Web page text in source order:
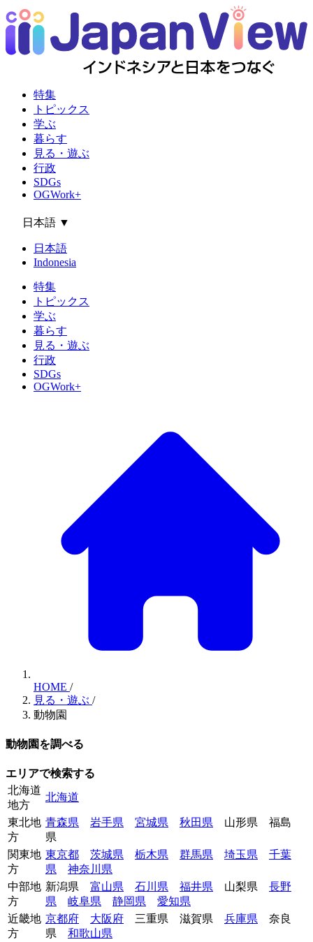
特集
トピックス
学ぶ
暮らす
見る・遊ぶ
行政
SDGs
OGWork+
日本語 ▼
日本語
Indonesia
特集
トピックス
学ぶ
暮らす
見る・遊ぶ
行政
SDGs
OGWork+
HOME /
見る・遊ぶ /
動物園
動物園を調べる
エリアで検索する
北海道
地方
北海道
東北地
方
青森県 岩手県 宮城県 秋田県 山形県
福島
県
関東地
方
東京都 茨城県 栃木県 群馬県 埼玉県
千葉
県
神奈川県
中部地
方
新潟県 富山県 石川県 福井県 山梨県
長野
県
岐阜県 静岡県
愛知県
近畿地
方
京都府 大阪府 三重県 滋賀県 兵庫県
奈良
県
和歌山県